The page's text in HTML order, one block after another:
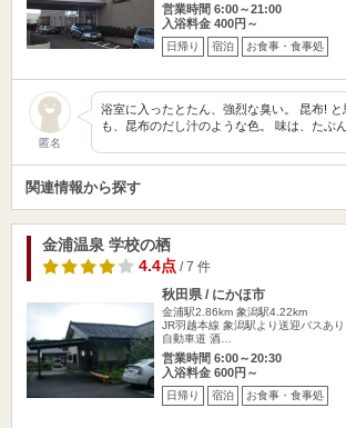
営業時間 6:00～21:00
入浴料金 400円～
日帰り 宿泊 お食事・食事処
匿名
浴室に入ったとたん、強烈な臭い。 昆布!
も、昆布のだし汁のような色。 味は、たぶ
関連情報から探す
金浦温泉 学校の栖
4.4点/ 7 件
秋田県 / にかほ市
金浦駅2.86km 象潟駅4.22km
JR羽越本線 象潟駅より送迎バスあ
自動車道 酒…
営業時間 6:00～20:30
入浴料金 600円～
日帰り 宿泊 お食事・食事処